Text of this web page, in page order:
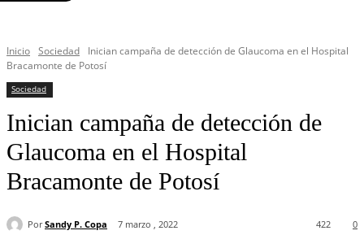
Inicio Sociedad
Inician campaña de detección de Glaucoma en el Hospital
Bracamonte de Potosí
Sociedad
Inician campaña de detección de
Glaucoma en el Hospital
Bracamonte de Potosí
Por Sandy P. Copa 7 marzo , 2022 0
422